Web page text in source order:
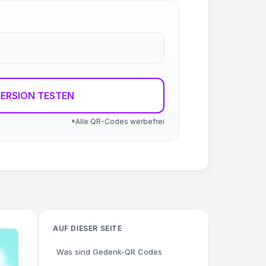
TESTEN
*Alle QR-Codes werbefrei
AUF DIESER SEITE
Was sind Gedenk-QR Codes